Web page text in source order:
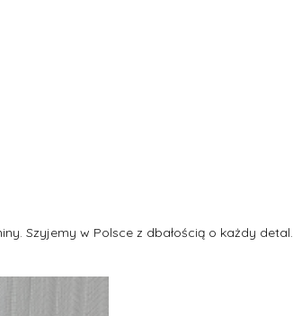
Szyjemy w Polsce z dbałością o każdy detal.